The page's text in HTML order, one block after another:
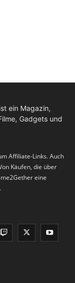
ein Magazin,
Gadgets und
Affiliate-Links. Auch
Käufen, die über
eine